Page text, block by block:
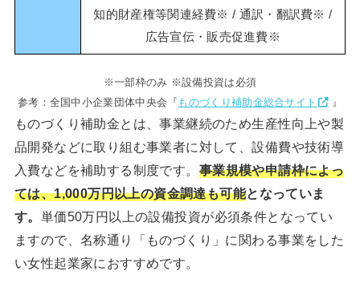
知的財産権等関連経費※ / 通訳・翻訳費※ /
広告宣伝・販売促進費※
※一部枠のみ ※設備投資は必須
参考：全国中小企業団体中央会『 ものづくり補助金総合サイト 』
ものづくり補助金とは、事業継続のため生産性向上や製
品開発などに取り組む事業者に対して、設備費や技術導
入費などを補助する制度です。 事業規模や申請枠によっ
ては、1,000万円以上の資金調達も可能となっていま
す。 単価50万円以上の設備投資が必須条件となってい
ますので、名称通り「ものづくり」に関わる事業をした
い女性起業家におすすめです。